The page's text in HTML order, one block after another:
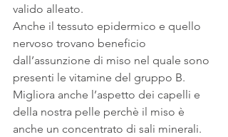
valido alleato.
Anche il tessuto epidermico e quello
nervoso trovano beneficio
dall’assunzione di miso nel quale sono
presenti le vitamine del gruppo B.
Migliora anche l’aspetto dei capelli e
della nostra pelle perchè il miso è
anche un concentrato di sali minerali.